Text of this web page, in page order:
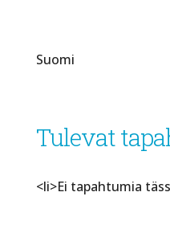
Suomi
Tulevat
<li>Ei tapahtumia